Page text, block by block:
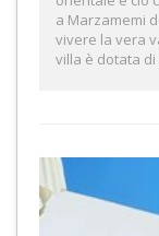
a Marzamemi
vivere la vera
villa è dotata di